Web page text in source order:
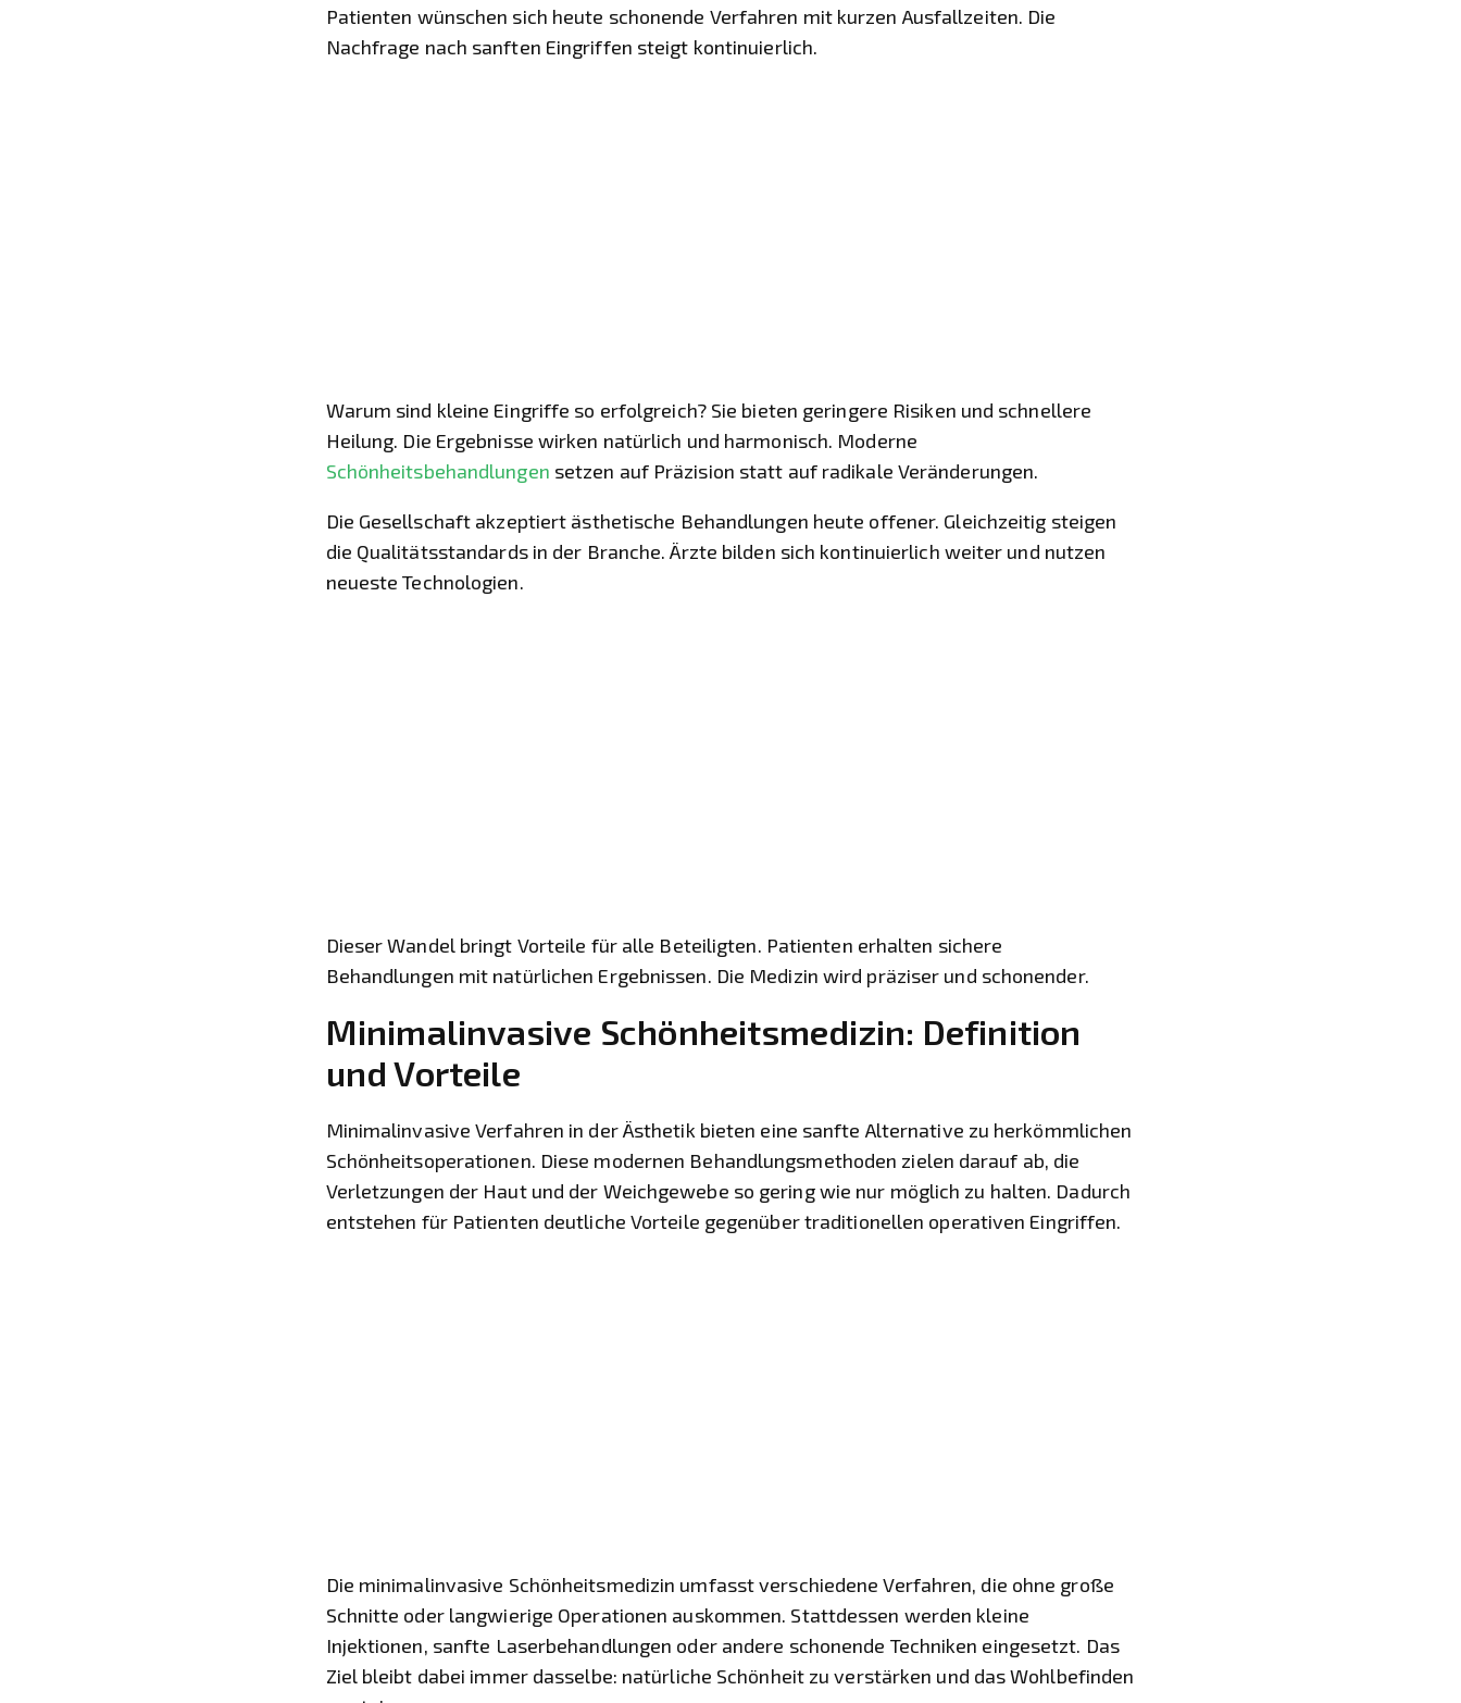
Patienten wünschen sich heute schonende Verfahren mit kurzen Ausfallzeiten. Die
Nachfrage nach sanften Eingriffen steigt kontinuierlich.
Warum sind kleine Eingriffe so erfolgreich? Sie bieten geringere Risiken und schnellere
Heilung. Die Ergebnisse wirken natürlich und harmonisch. Moderne
Schönheitsbehandlungen setzen auf Präzision statt auf radikale Veränderungen.
Die Gesellschaft akzeptiert ästhetische Behandlungen heute offener. Gleichzeitig steigen
die Qualitätsstandards in der Branche. Ärzte bilden sich kontinuierlich weiter und nutzen
neueste Technologien.
Dieser Wandel bringt Vorteile für alle Beteiligten. Patienten erhalten sichere
Behandlungen mit natürlichen Ergebnissen. Die Medizin wird präziser und schonender.
Minimalinvasive Schönheitsmedizin: Definition
und Vorteile
Minimalinvasive Verfahren in der Ästhetik bieten eine sanfte Alternative zu herkömmlichen
Schönheitsoperationen. Diese modernen Behandlungsmethoden zielen darauf ab, die
Verletzungen der Haut und der Weichgewebe so gering wie nur möglich zu halten. Dadurch
entstehen für Patienten deutliche Vorteile gegenüber traditionellen operativen Eingriffen.
Die minimalinvasive Schönheitsmedizin umfasst verschiedene Verfahren, die ohne große
Schnitte oder langwierige Operationen auskommen. Stattdessen werden kleine
Injektionen, sanfte Laserbehandlungen oder andere schonende Techniken eingesetzt. Das
Ziel bleibt dabei immer dasselbe: natürliche Schönheit zu verstärken und das Wohlbefinden